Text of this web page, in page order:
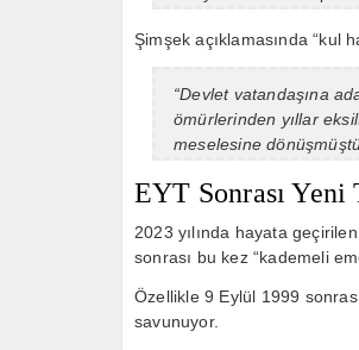
Şimşek açıklamasında “kul
“Devlet vatandaşına
ömürlerinden yıllar
meselesine
EYT Sonrası
2023 yılında hayata
sonrası bu kez “kademeli
Özellikle 9 Eylül 1999
savunuyor.